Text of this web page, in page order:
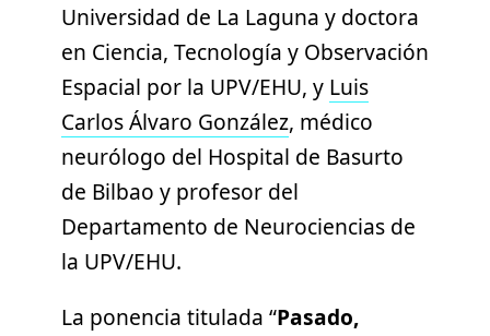
Universidad de La Laguna y doctora
en Ciencia, Tecnología y Observación
Espacial por la UPV/EHU, y Luis
Carlos Álvaro González, médico
neurólogo del Hospital de Basurto
de Bilbao y profesor del
Departamento de Neurociencias de
la UPV/EHU.
La ponencia titulada “Pasado,